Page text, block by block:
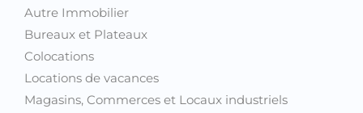
Autre Immobilier
Bureaux et Plateaux
Colocations
Locations de vacances
Magasins, Commerces et Locaux industriels